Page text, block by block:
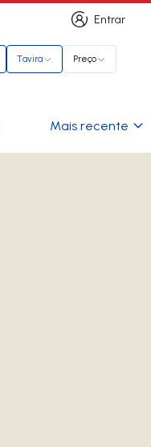
Entrar
Entrar
Tavira Preço
Mais recente